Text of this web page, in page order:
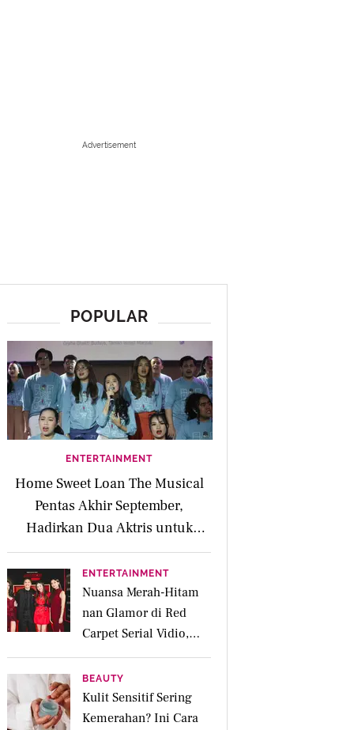
Advertisement
POPULAR
ENTERTAINMENT
Home Sweet Loan The Musical
Pentas Akhir September,
Hadirkan Dua Aktris untuk
Peran Kaluna
ENTERTAINMENT
Nuansa Merah-Hitam
nan Glamor di Red
Carpet Serial Vidio,
Jakarta Undercover:
Members Only
BEAUTY
Kulit Sensitif Sering
Kemerahan? Ini Cara